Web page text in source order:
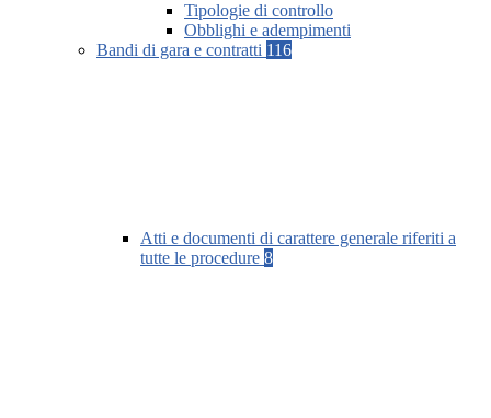
Tipologie di controllo
Obblighi e adempimenti
Bandi di gara e contratti 116
Atti e documenti di carattere generale riferiti a
tutte le procedure 8